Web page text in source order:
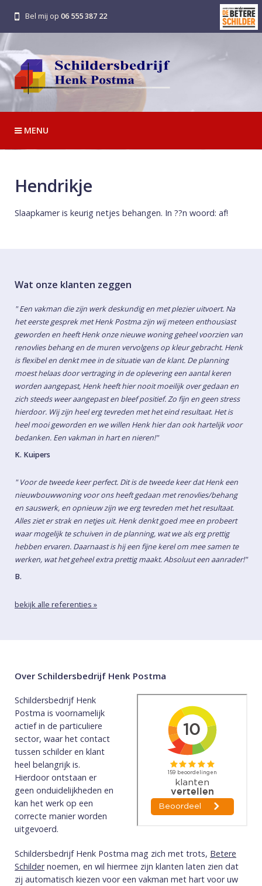
Bel mij op 06 555 387 22
MENU
Hendrikje
Slaapkamer is keurig netjes behangen. In ??n woord: af!
Wat onze klanten zeggen
" Een vakman die zijn werk deskundig en met plezier uitvoert. Na
het eerste gesprek met Henk Postma zijn wij meteen enthousiast
geworden en heeft Henk onze nieuwe woning geheel voorzien van
renovlies behang en de muren vervolgens op kleur gebracht. Henk
is flexibel en denkt mee in de situatie van de klant. De planning
moest helaas door vertraging in de oplevering een aantal keren
worden aangepast, Henk heeft hier nooit moeilijk over gedaan en
zich steeds weer aangepast en bleef positief. Zo fijn en geen stress
hierdoor. Wij zijn heel erg tevreden met het eind resultaat. Het is
heel mooi geworden en we willen Henk hier dan ook hartelijk voor
bedanken. Een vakman in hart en nieren!"
K. Kuipers
" Voor de tweede keer perfect. Dit is de tweede keer dat Henk een
nieuwbouwwoning voor ons heeft gedaan met renovlies/behang
en sauswerk, en opnieuw zijn we erg tevreden met het resultaat.
Alles ziet er strak en netjes uit. Henk denkt goed mee en probeert
waar mogelijk te schuiven in de planning, wat we als erg prettig
hebben ervaren. Daarnaast is hij een fijne kerel om mee samen te
werken, wat het geheel extra prettig maakt. Absoluut een aanrader!"
B.
bekijk alle referenties »
Over Schildersbedrijf Henk Postma
Schildersbedrijf Henk
Postma is voornamelijk
actief in de particuliere
sector, waar het contact
tussen schilder en klant
heel belangrijk is.
Hierdoor ontstaan er
geen onduidelijkheden en
kan het werk op een
correcte manier worden
uitgevoerd.
Schildersbedrijf Henk Postma mag zich met trots, Betere
Schildernoemen, en wil hiermee zijn klanten laten zien dat
zij automatisch kiezen voor een vakman met hart voor uw